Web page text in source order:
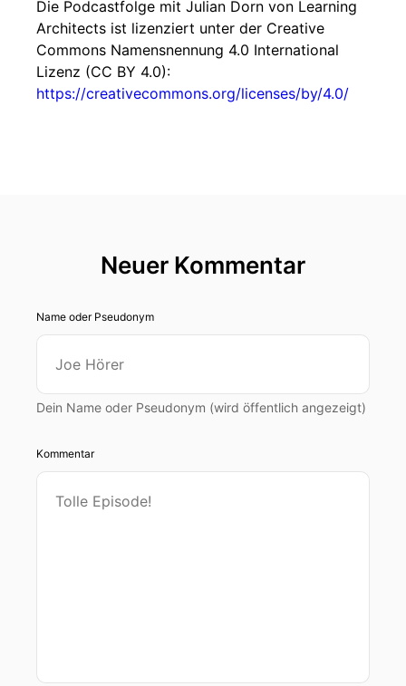
Die Podcastfolge mit Julian Dorn von Learning
Architects ist lizenziert unter der Creative
Commons Namensnennung 4.0 International
Lizenz (CC BY 4.0):
https://creativecommons.org/licenses/by/4.0/
Neuer Kommentar
Name oder Pseudonym
Dein Name oder Pseudonym (wird öffentlich angezeigt)
Kommentar